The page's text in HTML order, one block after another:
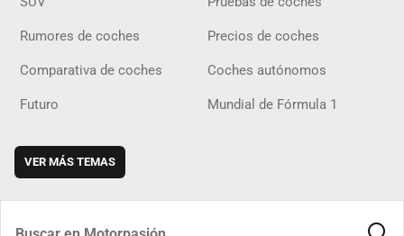
Rumores de coches Precios de coches
Comparativa de coches Coches autónomos
Futuro Mundial de Fórmula 1
VER MÁS TEMAS